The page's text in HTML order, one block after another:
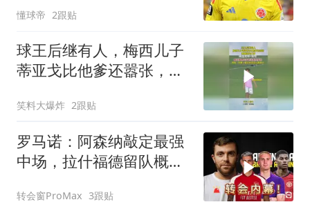
懂球帝 2跟贴
球王后继有人，梅西儿子
蒂亚戈比他爹还嚣张，偶
笑料大爆炸 2跟贴
罗马诺：阿森纳敲定最强
中场，拉什福德留队概率
转会窗ProMax 3跟贴